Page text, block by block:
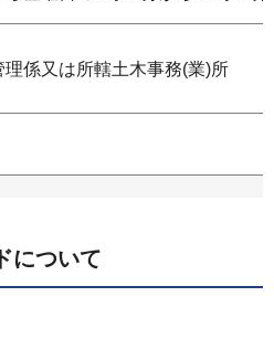
理係又は所轄土木事務(業)所
について